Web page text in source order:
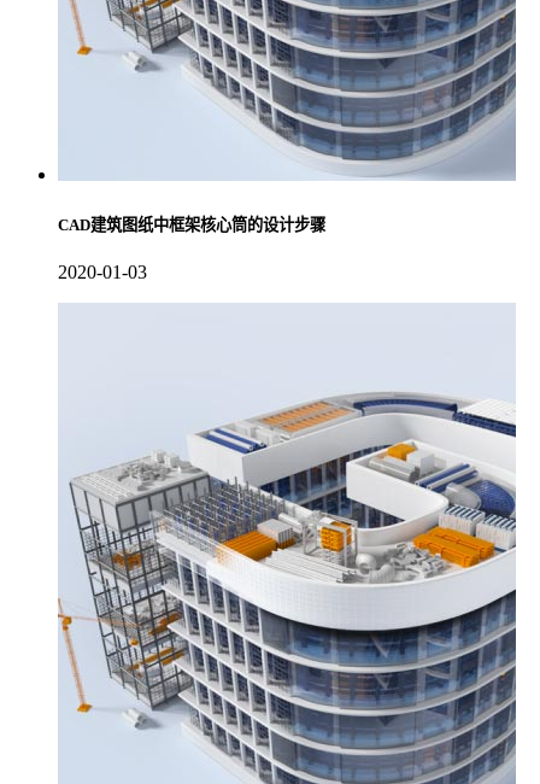
CAD建筑图纸中框架核心筒的设计步骤
2020-01-03